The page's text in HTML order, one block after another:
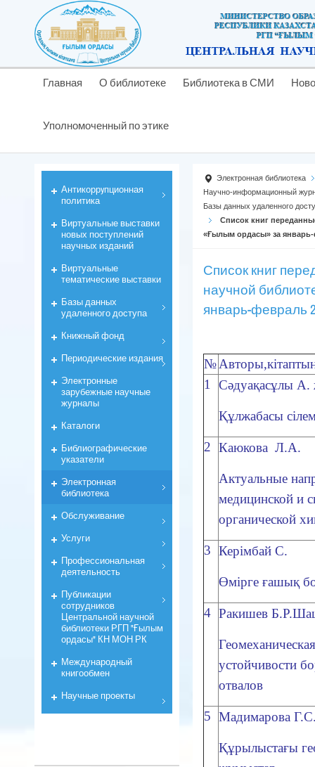
Главная О библиотеке Библиотека в СМИ
Уполномоченный по этике
Электронная библиотека
Научно-информационный
Базы данных удаленного
Список книг
«Ғылым ордасы» за январь-
Список книг
научной
январь-февраль
№
1
Сәдуақасұлы А.
Құлжабасы
2 Каюкова Л.А.
Актуальные
медицинской и
органической
3 Керімбай С.
Өмірге ғашық
4 Ракишев
устойчивости
отвалов
5 Мадимарова
Құрылыстағы
Антикоррyпционная
политика
Виртуальные выставки
новых поступлений
научных изданий
Виртуальные
тематические выставки
Базы данных
удаленного доступа
Книжный фонд
Периодические издания
Электронные
зарубежные научные
журналы
Каталоги
Библиографические
указатели
Электронная
библиотека
Обслуживание
Услуги
Профессиональная
деятельность
Публикации
сотрудников
Центральной научной
библиотеки РГП "Ғылым
ордасы" КН МОН РК
Международный
книгообмен
Научные проекты